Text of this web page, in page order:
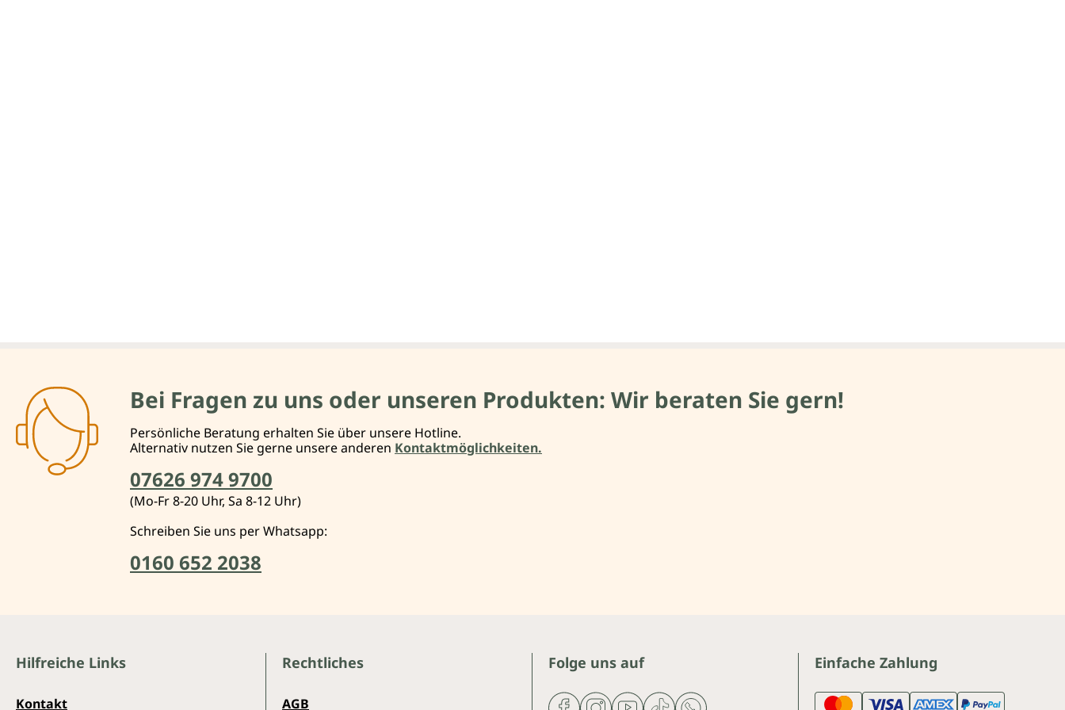
Bei Fragen zu uns oder unseren Produkten: Wir beraten Sie gern!
Persönliche Beratung erhalten Sie über unsere Hotline.
Alternativ nutzen Sie gerne unsere anderen Kontaktmöglichkeiten.
07626 974 9700
(Mo-Fr 8-20 Uhr, Sa 8-12 Uhr)
Schreiben Sie uns per Whatsapp:
0160 652 2038
Folge uns auf Einfache Zahlung
Hilfreiche Links
Kontakt
Rechtliches
AGB